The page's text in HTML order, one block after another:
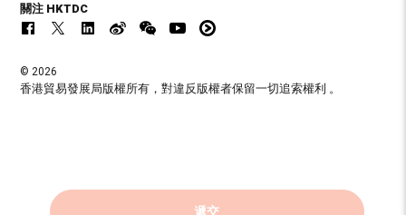
遞交
關注 HKTDC
© 2026
香港貿易發展局版權所有，對違反版權者保留一切追索權利 。